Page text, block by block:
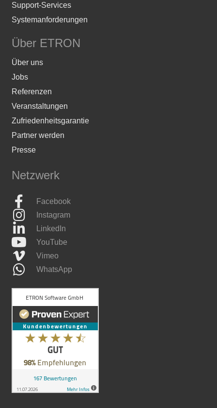
Support-Services
Systemanforderungen
Über ETRON
Über uns
Jobs
Referenzen
Veranstaltungen
Zufriedenheitsgarantie
Partner werden
Presse
Netzwerk
Facebook
Instagram
LinkedIn
YouTube
Vimeo
WhatsApp